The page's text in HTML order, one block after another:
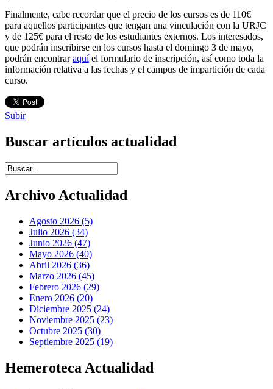
Finalmente, cabe recordar que el precio de los cursos es de 110€
para aquellos participantes que tengan una vinculación con la URJC
y de 125€ para el resto de los estudiantes externos. Los interesados,
que podrán inscribirse en los cursos hasta el domingo 3 de mayo,
podrán encontraraquíel formulario de inscripción, así como toda la
información relativa a las fechas y el campus de impartición de cada
curso.
Subir
Buscar artículos actualidad
Introduce términos de búsqueda
Archivo Actualidad
Agosto 2026 (5)
Julio 2026 (34)
Junio 2026 (47)
Mayo 2026 (40)
Abril 2026 (36)
Marzo 2026 (45)
Febrero 2026 (29)
Enero 2026 (20)
Diciembre 2025 (24)
Noviembre 2025 (23)
Octubre 2025 (30)
Septiembre 2025 (19)
Hemeroteca Actualidad